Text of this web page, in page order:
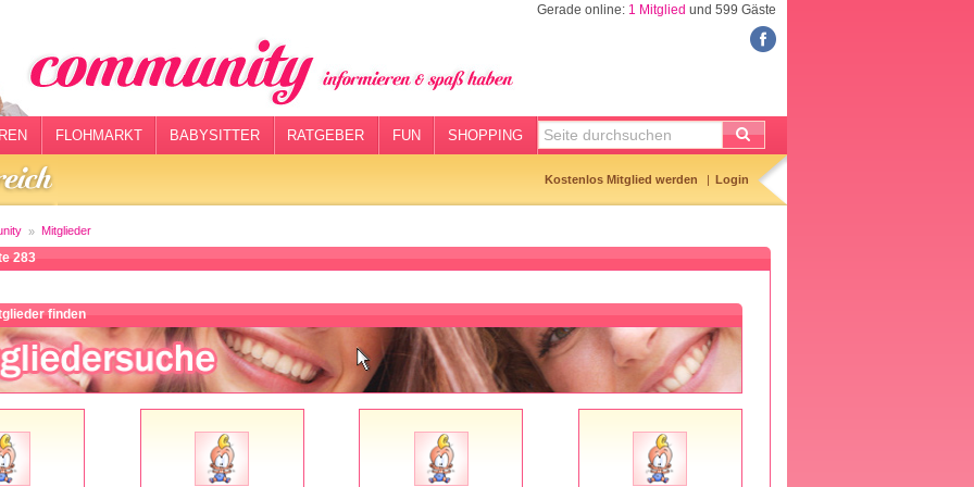
Gerade online: 1 Mitglied und 599 Gäste
FLOHMARKT BABYSITTER RATGEBER FUN SHOPPING
Kostenlos Mitglied werden Login
Mitglieder
283
finden